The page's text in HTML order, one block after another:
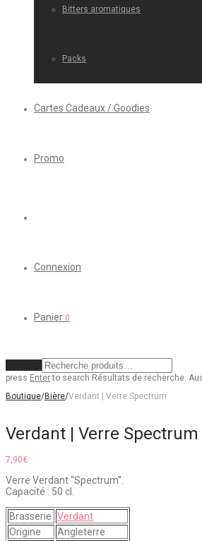
Bitters aromatiques
Packs
Cartes Cadeaux / Goodies
Promo
Connexion
Panier 0
press Enterto search Résultats de recherche:
Boutique/Bière/Verdant | Verre Spectrum
Verdant | Verre Spectrum
7,90€
Verre Verdant “Spectrum”.
Capacité : 50 cl.
Brasserie Verdant
Origine
Angleterre